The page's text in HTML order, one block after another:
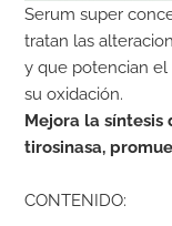
Serum super
tratan las
y que potencian
su oxidación.
Mejora la síntesis
tirosinasa,
CONTENIDO: